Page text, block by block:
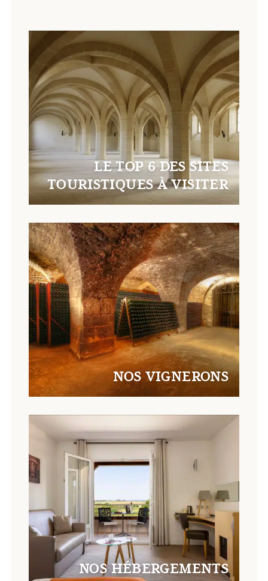
LE TOP 6 DES SITES
TOURISTIQUES À VISITER
NOS VIGNERONS
NOS HÉBERGEMENTS